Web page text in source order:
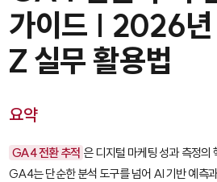
가이드 | 2026
Z 실무 활용법
요약
GA4 전환 추적 은 디지털 마케팅 성과 측정
GA4는 단순한 분석 도구를 넘어 AI 기반 예측